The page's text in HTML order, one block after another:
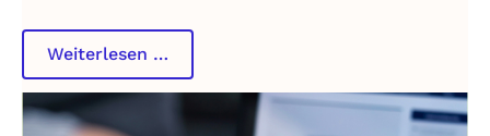
Weiterlesen …High-
Performance
Teamentwicklung
mit